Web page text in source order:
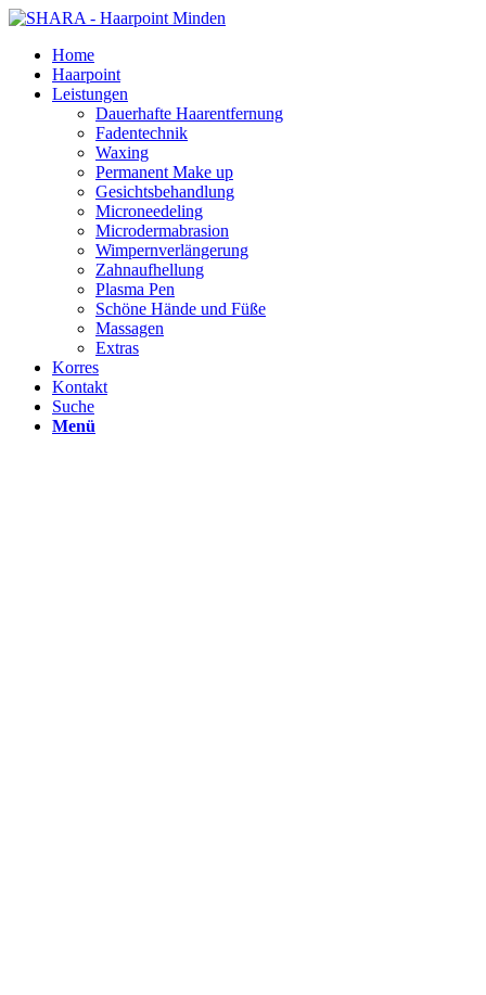
Home
Haarpoint
Leistungen
Dauerhafte Haarentfernung
Fadentechnik
Waxing
Permanent Make up
Gesichtsbehandlung
Microneedeling
Microdermabrasion
Wimpernverlängerung
Zahnaufhellung
Plasma Pen
Schöne Hände und Füße
Massagen
Extras
Korres
Kontakt
Suche
Menü